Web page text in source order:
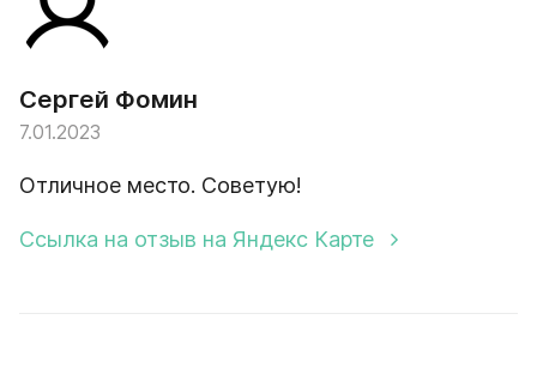
Сергей Фомин
7.01.2023
Отличное место. Советую!
Ссылка на отзыв на Яндекс Карте